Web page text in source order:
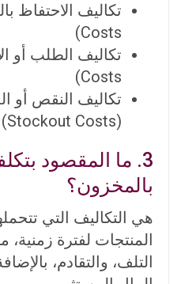
Costs)
Costs)
تكاليف النقص أو
(Stockout Costs)
3. ما المقصود
بالمخزون؟
هي التكاليف التي
المنتجات لفترة زمنية،
التلف، والتقادم،